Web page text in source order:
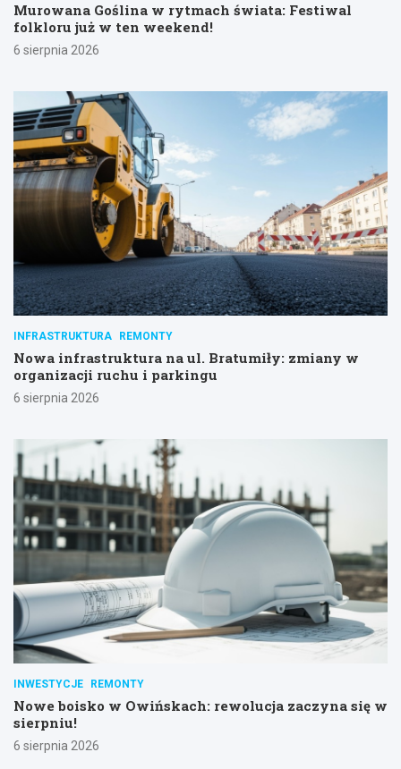
Murowana Goślina w rytmach świata: Festiwal
folkloru już w ten weekend!
6 sierpnia 2026
INFRASTRUKTURA REMONTY
Nowa infrastruktura na ul. Bratumiły: zmiany w
organizacji ruchu i parkingu
6 sierpnia 2026
INWESTYCJE REMONTY
Nowe boisko w Owińskach: rewolucja zaczyna się w
sierpniu!
6 sierpnia 2026